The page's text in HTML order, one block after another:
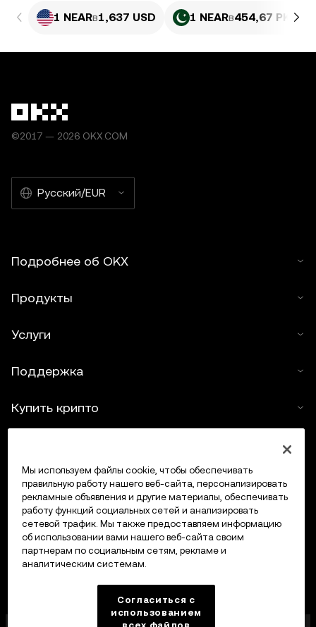
1 NEARв1,637 USD 1 NEARв454,67 PKR
©2017 — 2026 OKX.COM
Русский/EUR
Подробнее об OKX
Продукты
Услуги
Поддержка
Купить крипто
Трейдинг
Мы используем файлы cookie, чтобы обеспечивать
правильную работу нашего веб-сайта, персонализировать
рекламные объявления и другие материалы, обеспечивать
работу функций социальных сетей и анализировать
сетевой трафик. Мы также предоставляем информацию
об использовании вами нашего веб-сайта своим
партнерам по социальным сетям, рекламе и
аналитическим системам.
Согласиться с
использованием